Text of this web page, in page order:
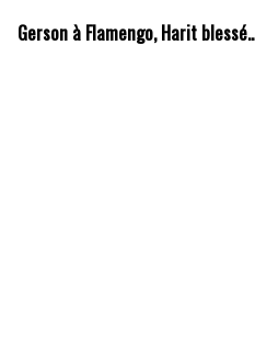
Gerson à Flamengo, Harit